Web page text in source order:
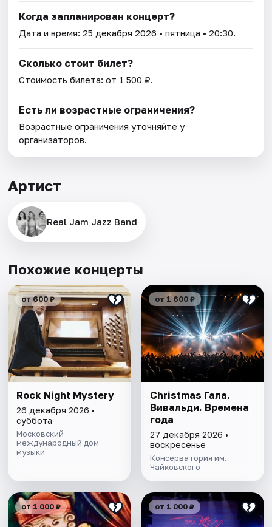
Когда запланирован концерт?
Дата и время:25 декабря 2026 • пятница • 20:30.
Сколько стоит билет?
Стоимость билета: от 1 500 ₽.
Есть ли возрастные ограничения?
Возрастные ограничения уточняйте у
организаторов.
Артист
Real Jam Jazz Band
Похожие концерты
от 600 ₽
Rock Night Mystery
26 декабря 2026 •
суббота
Московский
международный дом
музыки
от 1 600 ₽
Christmas Гала.
Вивальди. Времена
года
27 декабря 2026 •
воскресенье
Консерватория им.
Чайковского
от 1 000 ₽ от 1 000 ₽